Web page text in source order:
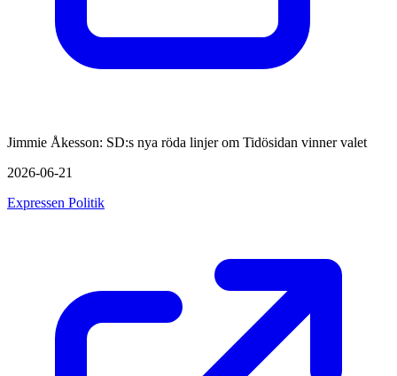
Jimmie Åkesson: SD:s nya röda linjer om Tidösidan vinner valet
2026-06-21
Expressen Politik